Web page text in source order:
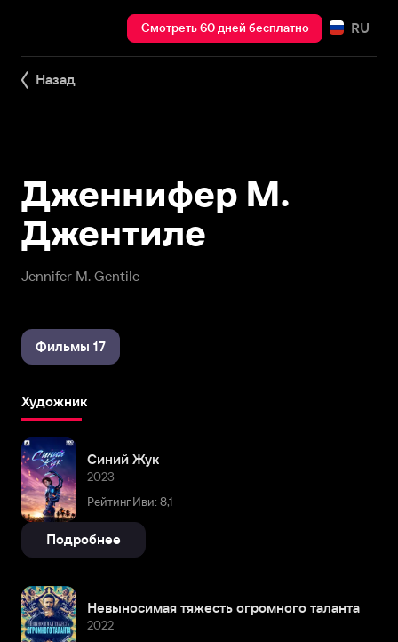
Смотреть 60 дней бесплатно RU
Назад
Jennifer M. Gentile
Дженнифер М.
Джентиле
Фильмы 17
Художник
Синий Жук
2023
Рейтинг Иви: 8,1
Подробнее
Невыносимая тяжесть огромного таланта
2022